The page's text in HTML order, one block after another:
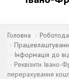
Головна
Інформація до
Реквізити Івано-
перерахування